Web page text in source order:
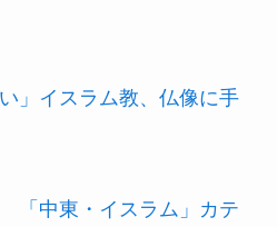
」イスラム教、仏像に手
「中東・イスラム」カテ